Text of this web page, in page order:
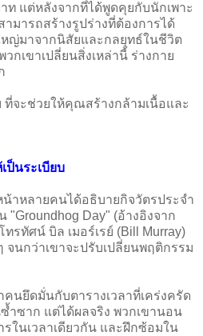
ท แต่หลังจากที่ได้พูดคุยกับนักเพาะ
มารถสร้างรูปร่างที่ต้องการได้
ญ่มาจากนิสัยและกลยุทธ์ในชีวิต
กเขาเปลี่ยนสิ่งเหล่านี้ ร่างกาย
ะช่วยให้คุณสร้างกล้ามเนื้อและ
ป็นระเบียบ
หลายคนได้อธิบายกิจวัตรประจำ
"Groundhog Day" (อ้างอิงจาก
รทัศน์ บิล เมอร์เรย์ (Bill Murray)
จนกว่าเขาจะปรับเปลี่ยนพฤติกรรม
ยึดมั่นกับตารางเวลาที่เคร่งครัด
ำซาก แต่ได้ผลจริง พวกเขานอน
ในเวลาเดียวกัน และฝึกซ้อมใน